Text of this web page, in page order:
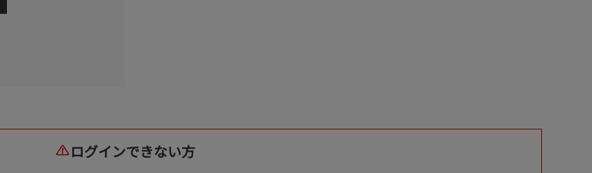
ログインできない方